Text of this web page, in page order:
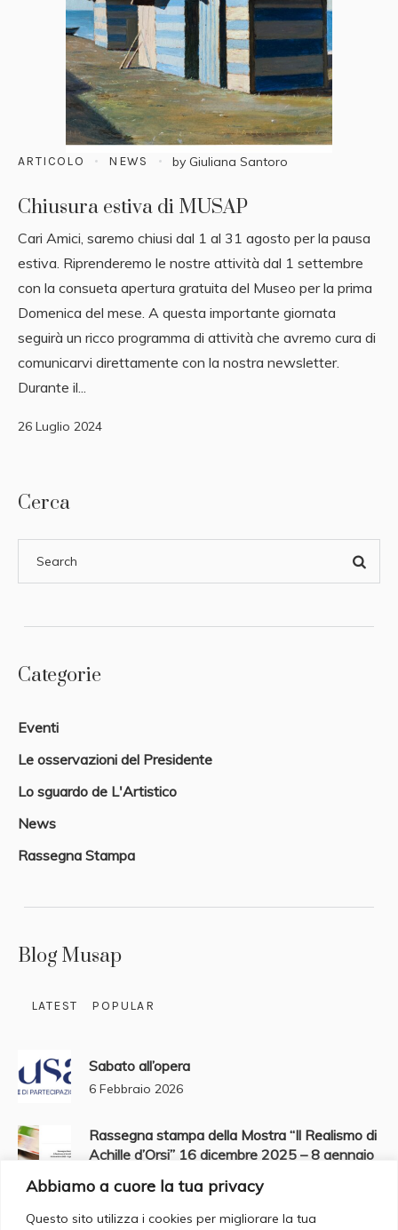
Abbiamo a cuore la tua privacy
Questo sito utilizza i cookies per migliorare la tua
ARTICOLO NEWS by Giuliana Santoro
Chiusura estiva di MUSAP
Cari Amici, saremo chiusi dal 1 al 31 agosto per la pausa
estiva. Riprenderemo le nostre attività dal 1 settembre
con la consueta apertura gratuita del Museo per la prima
Domenica del mese. A questa importante giornata
seguirà un ricco programma di attività che avremo cura di
comunicarvi direttamente con la nostra newsletter.
Durante il...
26 Luglio 2024
Cerca
Categorie
Eventi
Le osservazioni del Presidente
Lo sguardo de L'Artistico
News
Rassegna Stampa
Blog Musap
LATEST POPULAR
Sabato all’opera
6 Febbraio 2026
Rassegna stampa della Mostra “Il Realismo di
Achille d’Orsi” 16 dicembre 2025 – 8 gennaio
2 Gennaio 2026